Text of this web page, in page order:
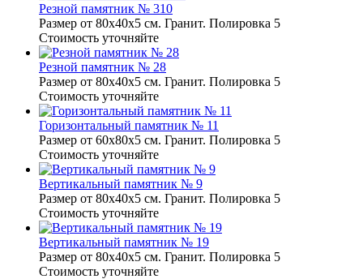
Резной памятник № 310
Размер от 80х40х5 см. Гранит. Полировка 5
Стоимость уточняйте
Резной памятник № 28
Размер от 80х40х5 см. Гранит. Полировка 5
Стоимость уточняйте
Горизонтальный памятник № 11
Размер от 60х80х5 см. Гранит. Полировка 5
Стоимость уточняйте
Вертикальный памятник № 9
Размер от 80х40х5 см. Гранит. Полировка 5
Стоимость уточняйте
Вертикальный памятник № 19
Размер от 80х40х5 см. Гранит. Полировка 5
Стоимость уточняйте